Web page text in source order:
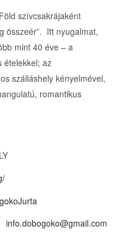
szívcsakrájaként
összeér”. Itt nyugalmat,
mint 40 éve – a
ételekkel; az
szálláshely kényelmével,
romantikus
info.dobogoko@gmail.com